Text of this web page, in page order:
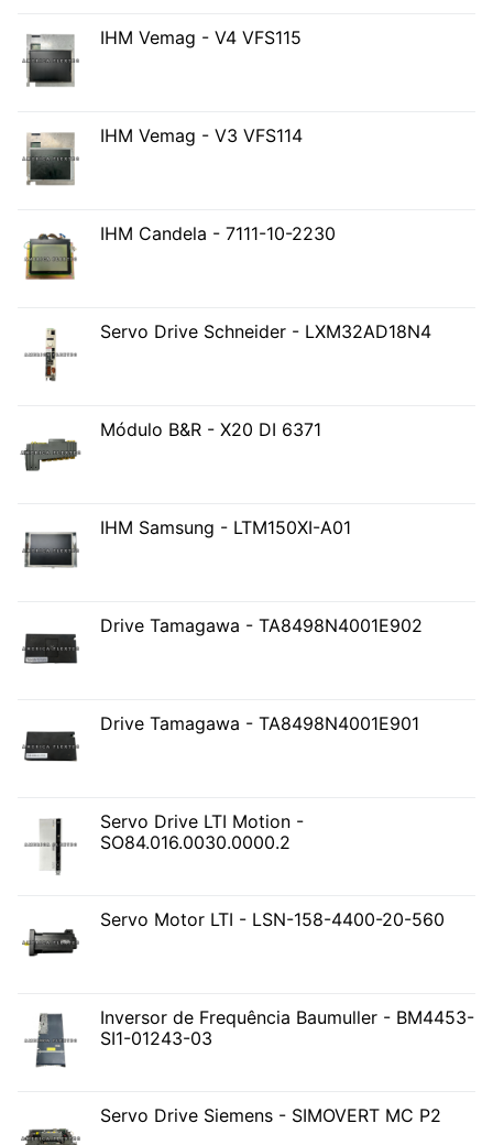
IHM Vemag - V4 VFS115
IHM Vemag - V3 VFS114
IHM Candela - 7111-10-2230
Servo Drive Schneider - LXM32AD18N4
Módulo B&R - X20 DI 6371
IHM Samsung - LTM150XI-A01
Drive Tamagawa - TA8498N4001E902
Drive Tamagawa - TA8498N4001E901
Servo Drive LTI Motion -
SO84.016.0030.0000.2
Servo Motor LTI - LSN-158-4400-20-560
Inversor de Frequência Baumuller - BM4453-
SI1-01243-03
Servo Drive Siemens - SIMOVERT MC P2